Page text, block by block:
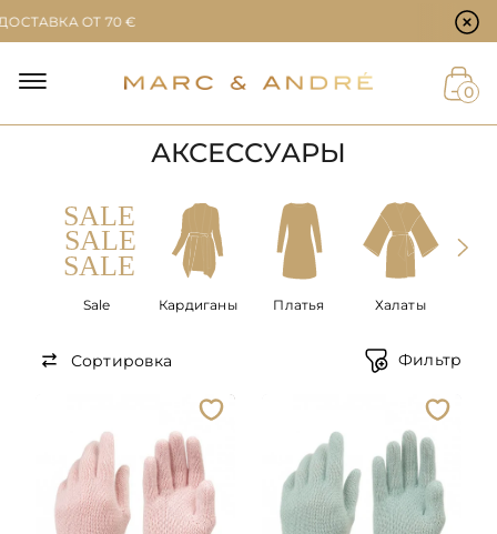
0
ОТ 70 €
АКСЕССУАРЫ
Sale Кардиганы Платья Халаты
Сортировка Фильтр